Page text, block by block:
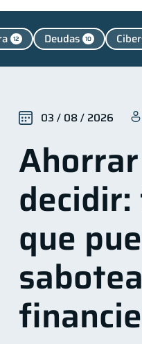
12 Deudas 10
financieros
Tarjeta de
Criptomonedas 2
Financiera 1
Retiro Doble sueldo
03 / 08 / 2026
que